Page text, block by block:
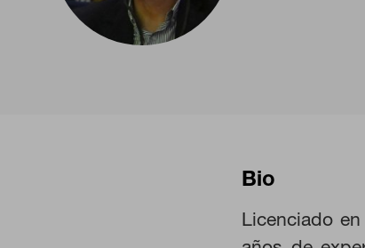
Bio
Licenciado